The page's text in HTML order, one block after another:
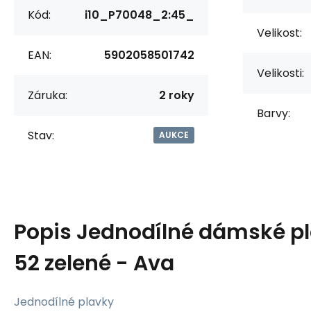
Kód: i10_P70048_2:45_
EAN: 5902058501742
Záruka: 2 roky
Stav: AUKCE
Velikost:
Velikosti:
Barvy:
Popis Jednodílné dámské
52 zelené - Ava
Jednodílné plavky